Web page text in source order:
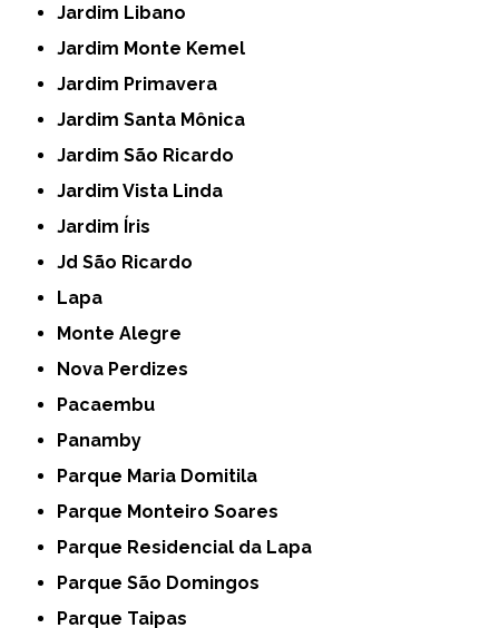
Jardim Libano
Jardim Monte Kemel
Jardim Primavera
Jardim Santa Mônica
Jardim São Ricardo
Jardim Vista Linda
Jardim Íris
Jd São Ricardo
Lapa
Monte Alegre
Nova Perdizes
Pacaembu
Panamby
Parque Maria Domitila
Parque Monteiro Soares
Parque Residencial da Lapa
Parque São Domingos
Parque Taipas